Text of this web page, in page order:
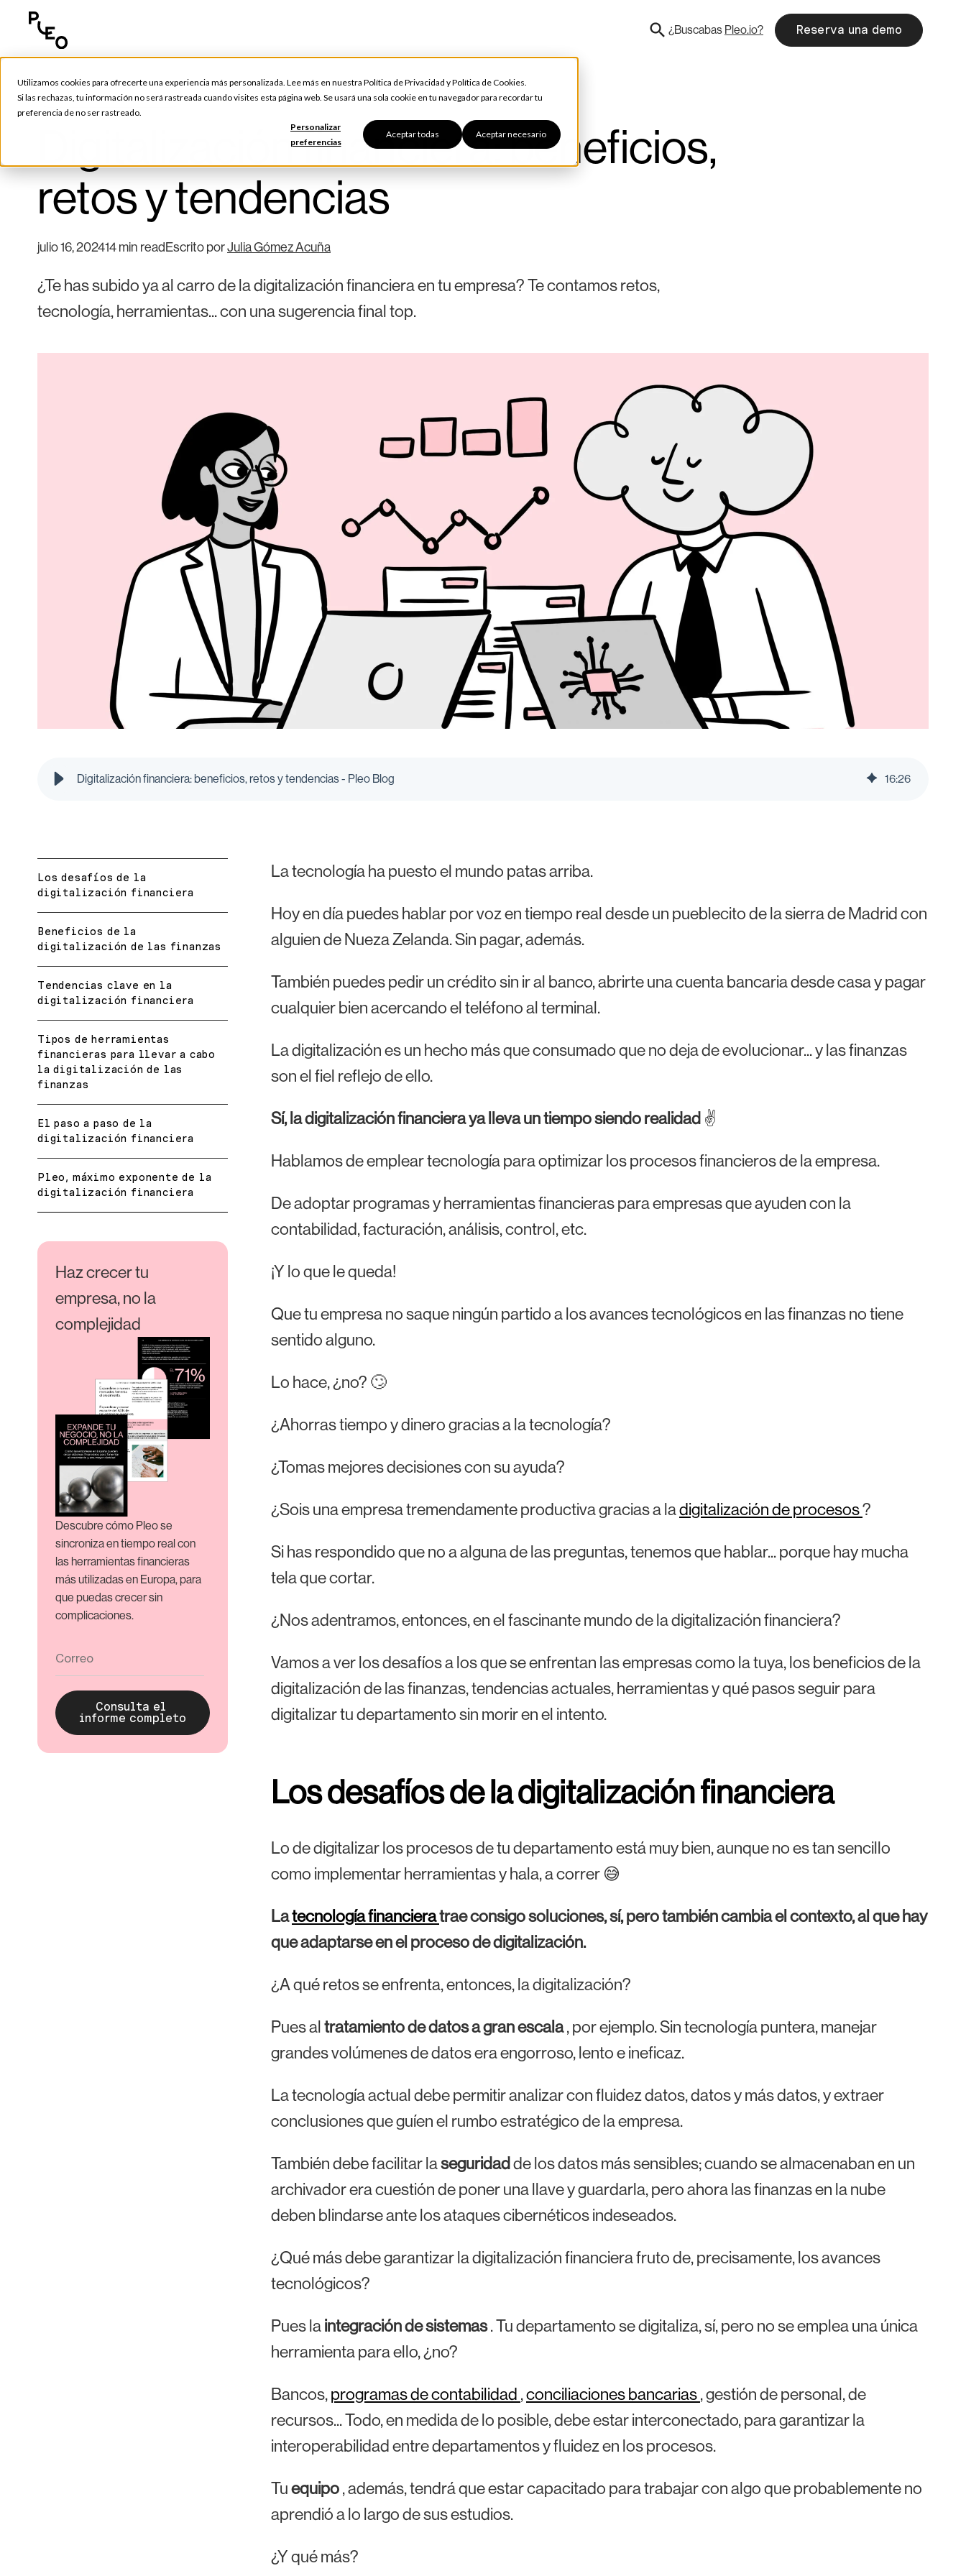
Utilizamos cookies para ofrecerte una experiencia más personalizada. Lee más en nuestra Política de Privacidad yPolítica de Cookies.
Si las rechazas, tu información no será rastreada cuando visites esta página web. Se usará una sola cookie en tu navegador para recordar tu
preferencia de no ser rastreado.
Personalizar
preferencias
Aceptar todas Aceptar necesario
¿Buscabas Pleo.io? Reserva una demo
Consejos y Herramientas
Digitalización financiera: beneficios,
retos y tendencias
julio 16, 202414 min read Escrito porJulia Gómez Acuña
¿Te has subido ya al carro de la digitalización financiera en tu empresa? Te contamos retos,
tecnología, herramientas... con una sugerencia final top.
Digitalización financiera: beneficios, retos y tendencias - Pleo Blog 16:26
Los desafíos de la
digitalización financiera
Beneficios de la
digitalización de las finanzas
Tendencias clave en la
digitalización financiera
Tipos de herramientas
financieras para llevar a cabo
la digitalización de las
finanzas
El paso a paso de la
digitalización financiera
Pleo, máximo exponente de la
digitalización financiera
Haz crecer tu
empresa, no la
complejidad
Descubre cómo Pleo se
sincroniza en tiempo real con
las herramientas financieras
más utilizadas en Europa, para
que puedas crecer sin
complicaciones.
La tecnología ha puesto el mundo patas arriba.
Hoy en día puedes hablar por voz en tiempo real desde un pueblecito de la sierra de Madrid con
alguien de Nueza Zelanda. Sin pagar, además.
También puedes pedir un crédito sin ir al banco, abrirte una cuenta bancaria desde casa y pagar
cualquier bien acercando el teléfono al terminal.
La digitalización es un hecho más que consumado que no deja de evolucionar... y las finanzas
son el fiel reflejo de ello.
Sí, la digitalización financiera ya lleva un tiempo siendo realidad ✌️
Hablamos de emplear tecnología para optimizar los procesos financieros de la empresa.
De adoptar programas y herramientas financieras para empresas que ayuden con la
contabilidad, facturación, análisis, control, etc.
¡Y lo que le queda!
Que tu empresa no saque ningún partido a los avances tecnológicos en las finanzas no tiene
sentido alguno.
Lo hace, ¿no? 🙄
¿Ahorras tiempo y dinero gracias a la tecnología?
¿Tomas mejores decisiones con su ayuda?
¿Sois una empresa tremendamente productiva gracias a ladigitalización de procesos?
Si has respondido que no a alguna de las preguntas, tenemos que hablar... porque hay mucha
tela que cortar.
¿Nos adentramos, entonces, en el fascinante mundo de la digitalización financiera?
Vamos a ver los desafíos a los que se enfrentan las empresas como la tuya, los beneficios de la
digitalización de las finanzas, tendencias actuales, herramientas y qué pasos seguir para
digitalizar tu departamento sin morir en el intento.
Los desafíos de la digitalización financiera
Lo de digitalizar los procesos de tu departamento está muy bien, aunque no es tan sencillo
como implementar herramientas y hala, a correr 😅
Latecnología financieratrae consigo soluciones, sí, pero también cambia el contexto, al que hay
que adaptarse en el proceso de digitalización.
¿A qué retos se enfrenta, entonces, la digitalización?
Pues al tratamiento de datos a gran escala, por ejemplo. Sin tecnología puntera, manejar
grandes volúmenes de datos era engorroso, lento e ineficaz.
La tecnología actual debe permitir analizar con fluidez datos, datos y más datos, y extraer
conclusiones que guíen el rumbo estratégico de la empresa.
También debe facilitar laseguridad de los datos más sensibles; cuando se almacenaban en un
archivador era cuestión de poner una llave y guardarla, pero ahora las finanzas en la nube
deben blindarse ante los ataques cibernéticos indeseados.
¿Qué más debe garantizar la digitalización financiera fruto de, precisamente, los avances
tecnológicos?
Pues laintegración de sistemas. Tu departamento se digitaliza, sí, pero no se emplea una única
herramienta para ello, ¿no?
Bancos,programas de contabilidad ,conciliaciones bancarias, gestión de personal, de
recursos... Todo, en medida de lo posible, debe estar interconectado, para garantizar la
interoperabilidad entre departamentos y fluidez en los procesos.
Tuequipo, además, tendrá que estar capacitado para trabajar con algo que probablemente no
aprendió a lo largo de sus estudios.
¿Y qué más?